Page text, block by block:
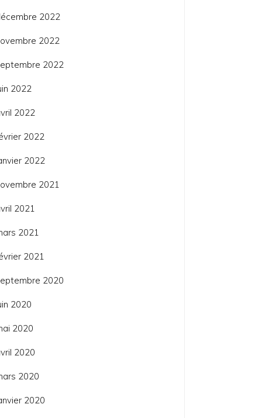
2022
2022
2022
2022
2022
2022
2022
2021
2021
2021
2021
2020
2020
2020
2020
2020
2020